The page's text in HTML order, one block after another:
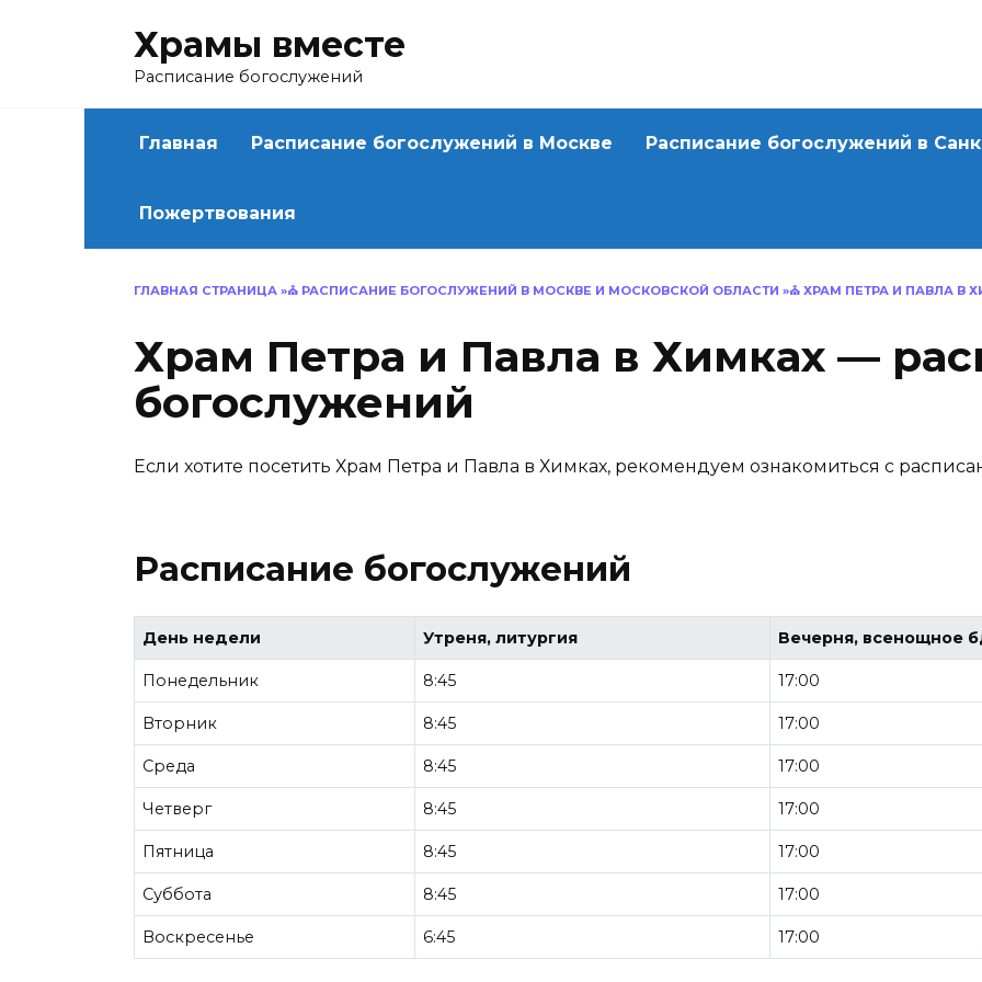
Храмы вместе
Расписание богослужений
Главная Расписание богослужений в Москве Расписание богослужений в
Пожертвования
ГЛАВНАЯ СТРАНИЦА »⛪ РАСПИСАНИЕ БОГОСЛУЖЕНИЙ В МОСКВЕ И МОСКОВСКОЙ ОБЛАСТИ »⛪ ХРАМ ПЕТРА И ПАВЛА В
Храм Петра и Павла в Химках —
богослужений
Если хотите посетить Храм Петра и Павла в Химках, рекомендуем ознакомиться с
Расписание богослужений
День недели Утреня, литургия Вечерня, всенощное
Понедельник 8:45 17:00
Вторник 8:45 17:00
Среда 8:45 17:00
Четверг 8:45 17:00
Пятница 8:45 17:00
Суббота 8:45 17:00
Воскресенье 6:45 17:00